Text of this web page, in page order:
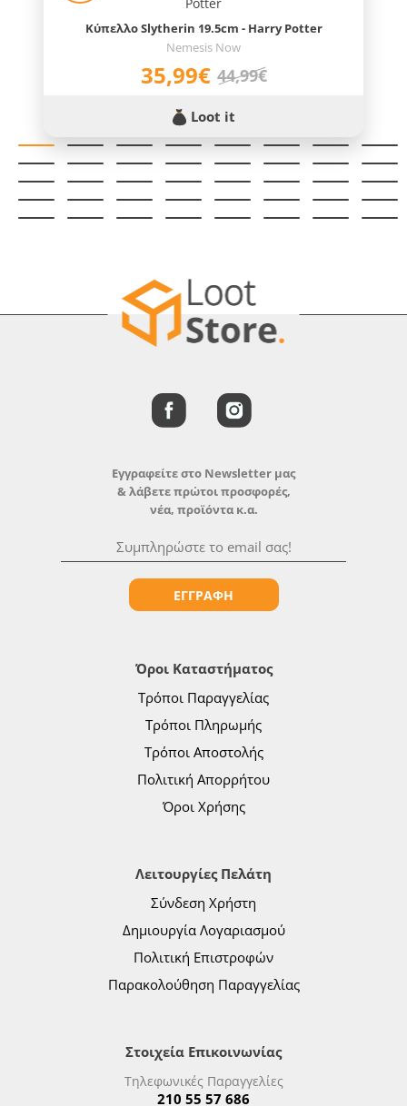
Κύπελλο Slytherin 19.5cm - Harry Potter
Nemesis Now
35,99€ 44,99€
Loot it
Όροι Καταστήματος
Τρόποι Παραγγελίας
Τρόποι Πληρωμής
Τρόποι Αποστολής
Πολιτική Απορρήτου
Όροι Χρήσης
Λειτουργίες Πελάτη
Σύνδεση Χρήστη
Δημιουργία Λογαριασμού
Πολιτική Επιστροφών
Παρακολούθηση Παραγγελίας
Στοιχεία Επικοινωνίας
Τηλεφωνικές Παραγγελίες
210 55 57 686
Εγγραφείτε στο Newsletter μας
& λάβετε πρώτοι προσφορές,
νέα, προϊόντα κ.α.
ΕΓΓΡΑΦΗ